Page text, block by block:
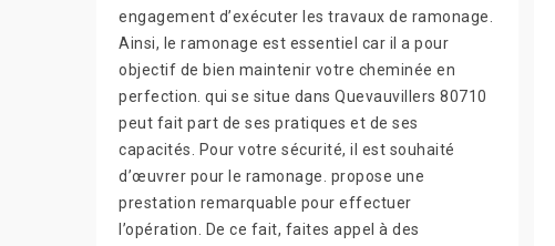
engagement d’exécuter les travaux de ramonage.
Ainsi, le ramonage est essentiel car il a pour
objectif de bien maintenir votre cheminée en
perfection. qui se situe dans Quevauvillers 80710
peut fait part de ses pratiques et de ses
capacités. Pour votre sécurité, il est souhaité
d’œuvrer pour le ramonage. propose une
prestation remarquable pour effectuer
l’opération. De ce fait, faites appel à des